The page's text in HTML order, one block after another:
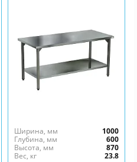
Ширина, мм
1000
Глубина, мм
600
Высота, мм
870
Вес, кг
23.8